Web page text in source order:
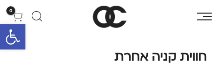
פתח
0
חווית קניה אחרת